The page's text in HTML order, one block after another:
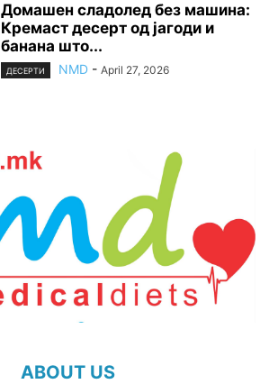
Домашен сладолед без машина:
Кремаст десерт од јагоди и
банана што...
ДЕСЕРТИ NMD - April 27, 2026
ABOUT US